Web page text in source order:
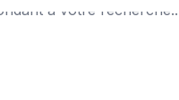
à votre